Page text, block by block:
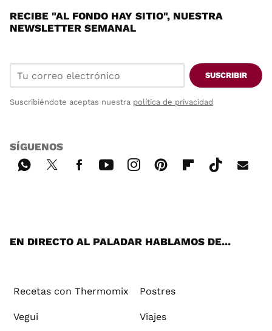
RECIBE "AL FONDO HAY SITIO", NUESTRA
NEWSLETTER SEMANAL
SUSCRIBIR
Suscribiéndote aceptas nuestra política de privacidad
SÍGUENOS
EN DIRECTO AL PALADAR HABLAMOS DE...
Recetas con Thermomix Postres
Vegui Viajes